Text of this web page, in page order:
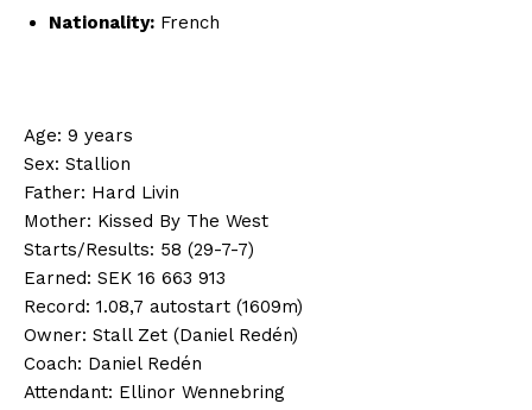
Nationality: French
Age: 9 years
Sex: Stallion
Father: Hard Livin
Mother: Kissed By The West
Starts/Results: 58 (29-7-7)
Earned: SEK 16 663 913
Record: 1.08,7 autostart (1609m)
Owner: Stall Zet (Daniel Redén)
Coach: Daniel Redén
Attendant: Ellinor Wennebring